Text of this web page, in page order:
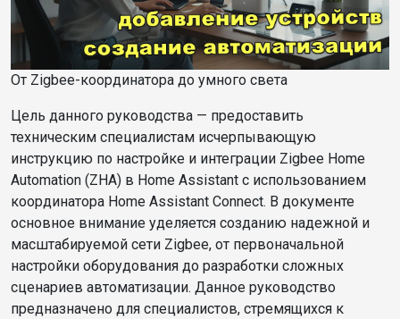
От Zigbee-координатора до умного света
Цель данного руководства — предоставить
техническим специалистам исчерпывающую
инструкцию по настройке и интеграции Zigbee Home
Automation (ZHA) в Home Assistant с использованием
координатора Home Assistant Connect. В документе
основное внимание уделяется созданию надежной и
масштабируемой сети Zigbee, от первоначальной
настройки оборудования до разработки сложных
сценариев автоматизации. Данное руководство
предназначено для специалистов, стремящихся к